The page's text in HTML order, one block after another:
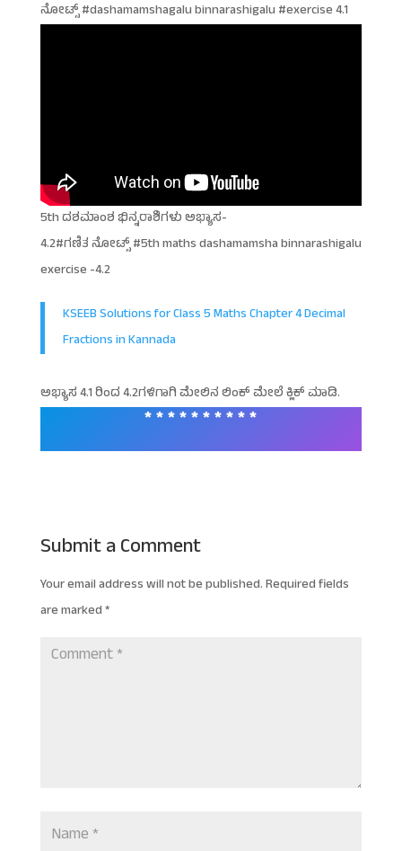
ನೋಟ್ಸ್ #dashamamshagalu binnarashigalu #exercise 4.1
5th ದಶಮಾಂಶ ಭಿನ್ನರಾಶಿಗಳು ಅಭ್ಯಾಸ-
4.2#ಗಣಿತ ನೋಟ್ಸ್ #5th maths dashamamsha binnarashigalu
exercise -4.2
KSEEB Solutions for Class 5 Maths Chapter 4 Decimal
Fractions in Kannada
ಅಭ್ಯಾಸ 4.1 ರಿಂದ 4.2ಗಳಿಗಾಗಿ ಮೇಲಿನ ಲಿಂಕ್ ಮೇಲೆ ಕ್ಲಿಕ್ ಮಾಡಿ.
* * * * * * * * * *
Submit a Comment
Your email address will not be published.Required fields
are marked*